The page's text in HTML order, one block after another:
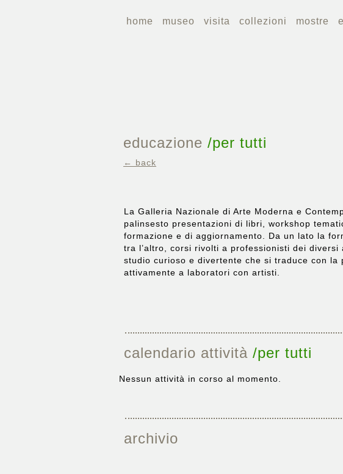
home museo visita collezioni mostre
educazione /per tutti
← back
La Galleria Nazionale di Arte Moderna e
palinsesto presentazioni di libri workshop
formazione e di aggiornamento . Da un lato la
tra l’altro, corsi rivolti a professionisti dei diversi
studio curioso e divertente che si traduce con la
attivamente a laboratori con artisti.
calendario attività /per tutti
Nessun attività in corso al momento.
archivio